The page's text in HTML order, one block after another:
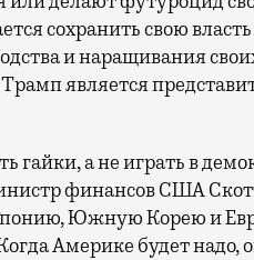
сохранить свою власть
и наращивания
является
гайки, а не играть в
финансов США
Южную Корею и
Америке будет надо,